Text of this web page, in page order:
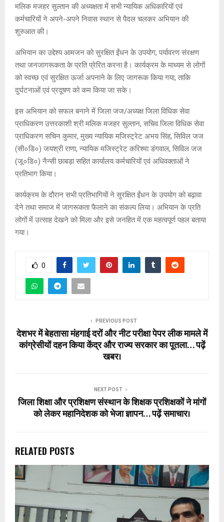
मलिक मजहर सुल्तान की अध्यक्षता में सभी न्यायिक अधिकारियों एवं
कर्मचारियों ने अपने-अपने निवास स्थान से पैदल चलकर अभियान की
शुरुआत की।
अभियान का उद्देश्य आमजन को सुरक्षित ईंधन के उपयोग, पर्यावरण संरक्षण
तथा जनजागरूकता के प्रति प्रेरित करना है। कार्यक्रम के माध्यम से लोगों
को स्वच्छ एवं सुरक्षित ऊर्जा अपनाने के लिए जागरूक किया गया, ताकि
दुर्घटनाओं एवं प्रदूषण को कम किया जा सके।
इस अभियान को सफल बनाने में जिला जज/अध्यक्ष जिला विधिक सेवा
प्राधिकरण उत्तरकाशी श्री मलिक मजहर सुल्तान, सचिव जिला विधिक सेवा
प्राधिकरण सचिन कुमार, मुख्य न्यायिक मजिस्ट्रेट अभय सिंह, सिविल जज
(सी०डि०) जयश्री राणा, न्यायिक मजिस्ट्रेट करिश्मा डंगवाल, सिविल जज
(जू०डि०) नैन्सी छाबड़ा सहित कार्यालय कर्मचारियों एवं अधिवक्ताओं ने
प्रतिभाग किया।
कार्यक्रम के दौरान सभी प्रतिभागियों ने सुरक्षित ईंधन के उपयोग को बढ़ावा
देने तथा समाज में जागरूकता फैलाने का संकल्प लिया। अभियान के प्रति
लोगों में उत्साह देखने को मिला और इसे जनहित में एक महत्वपूर्ण पहल बताया
गया।
0
PREVIOUS POST
देशभर में बेहतासा मंहगाई दरों और नीट परीक्षा पेपर लीक मामले में
कांग्रेसीयों दहन किया केंद्र और राज्य सरकार का पूतला… पढ़ें
खबर।
NEXT POST
जिला शिक्षा और प्रशिक्षण संस्थान के शिक्षक प्रशिक्षकों ने मांगों
को लेकर महानिदेशक को भेजा ज्ञापन… पढ़ें समाचार।
RELATED POSTS